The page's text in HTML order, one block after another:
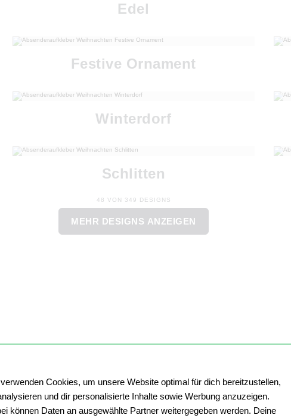
Cookies, um unsere Website optimal für dich bereitzustellen,
und dir personalisierte Inhalte sowie Werbung anzuzeigen.
können Daten an ausgewählte Partner weitergegeben werden. Deine
Edel
Festive Ornament
Winterdorf
Schlitten
48 VON 349 DESIGNS
MEHR DESIGNS ANZEIGEN